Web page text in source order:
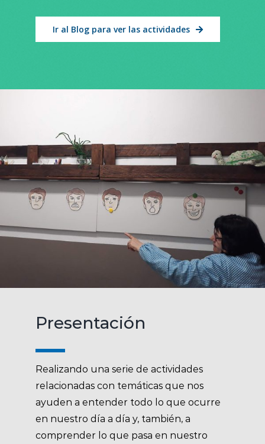
Ir al Blog para ver las actividades
Presentación
Realizando una serie de actividades
relacionadas con temáticas que nos
ayuden a entender todo lo que ocurre
en nuestro día a día y, también, a
comprender lo que pasa en nuestro